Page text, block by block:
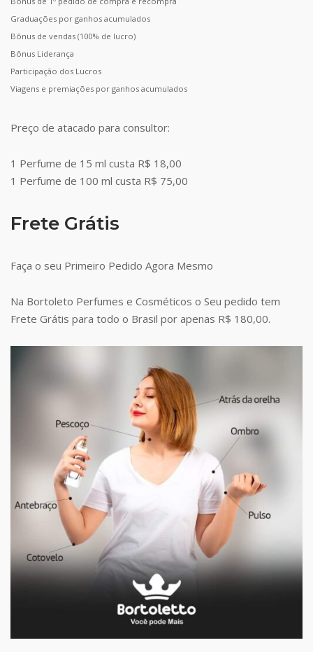
Graduações por ganhos acumulados
Bônus de vendas (100% de lucro)
Bônus Liderança
Participação dos Lucros
Viagens e premiações por ganhos acumulados
Preço de atacado para consultor:
1 Perfume de 15 ml custa R$ 18,00
1 Perfume de 100 ml custa R$ 75,00
Frete Grátis
Faça o seu Primeiro Pedido Agora Mesmo
Na Bortoleto Perfumes e Cosméticos o Seu pedido tem
Frete Grátis para todo o Brasil por apenas R$ 180,00.